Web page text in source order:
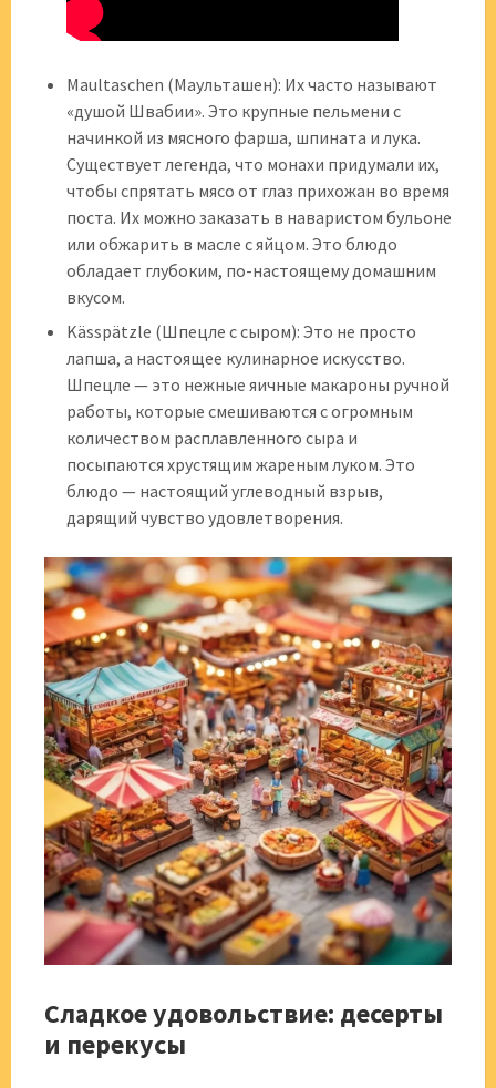
Maultaschen (Маульташен): Их часто называют
«душой Швабии». Это крупные пельмени с
начинкой из мясного фарша, шпината и лука.
Существует легенда, что монахи придумали их,
чтобы спрятать мясо от глаз прихожан во время
поста. Их можно заказать в наваристом бульоне
или обжарить в масле с яйцом. Это блюдо
обладает глубоким, по-настоящему домашним
вкусом.
Kässpätzle (Шпецле с сыром): Это не просто
лапша, а настоящее кулинарное искусство.
Шпецле — это нежные яичные макароны ручной
работы, которые смешиваются с огромным
количеством расплавленного сыра и
посыпаются хрустящим жареным луком. Это
блюдо — настоящий углеводный взрыв,
дарящий чувство удовлетворения.
Сладкое удовольствие: десерты
и перекусы